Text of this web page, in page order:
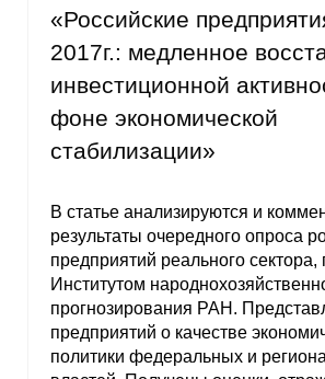
Энергетический семинар
Российско-французский
ЦДУ
Inforum
Ученый совет
Материалы
«Российские
2017г.: медленное
инвестиционной
фоне экономической
стабилизации»
В статье анализируются и
результаты очередного опроса
предприятий реального сектора,
Институтом
прогнозирования РАН.
предприятий о качестве
политики федеральных и